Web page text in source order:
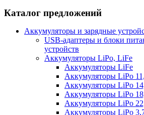
Каталог предложений
Аккумуляторы и зарядные
USB-адаптеры и блоки
устройств
Аккумуляторы LiPo, LiFe
Аккумуляторы LiFe
Аккумуляторы LiPo
Аккумуляторы LiPo
Аккумуляторы LiPo
Аккумуляторы LiPo
Аккумуляторы LiPo